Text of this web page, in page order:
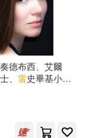
德布西、艾爾
、 雷史畢基小提
集(1917: Works